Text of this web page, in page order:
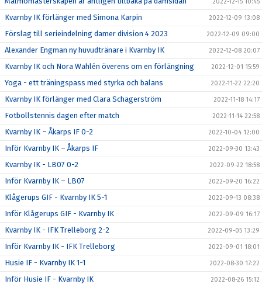
Kvarnby IK förlänger med Simona Karpin 2022-12-09 13:08
Förslag till serieindelning damer division 4 2023 2022-12-09 09:00
Alexander Engman ny huvudtränare i Kvarnby IK 2022-12-08 20:07
Kvarnby IK och Nora Wahlén överens om en förlängning 2022-12-01 15:59
Yoga - ett träningspass med styrka och balans 2022-11-22 22:20
Kvarnby IK förlänger med Clara Schagerström 2022-11-18 14:17
Fotbollstennis dagen efter match 2022-11-14 22:58
Kvarnby IK – Åkarps IF 0-2 2022-10-04 12:00
Inför Kvarnby IK – Åkarps IF 2022-09-30 13:43
Kvarnby IK - LB07 0-2 2022-09-22 18:58
Inför Kvarnby IK – LB07 2022-09-20 16:22
Klågerups GIF - Kvarnby IK 5-1 2022-09-13 08:38
Inför Klågerups GIF - Kvarnby IK 2022-09-09 16:17
Kvarnby IK - IFK Trelleborg 2-2 2022-09-05 13:29
Inför Kvarnby IK - IFK Trelleborg 2022-09-01 18:01
Husie IF - Kvarnby IK 1-1 2022-08-30 17:22
Inför Husie IF - Kvarnby IK 2022-08-26 15:12